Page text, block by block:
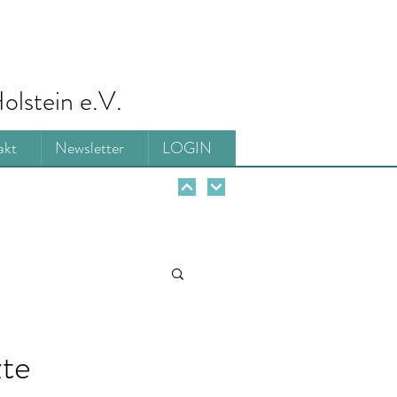
Newsletter LOGIN
e.V.